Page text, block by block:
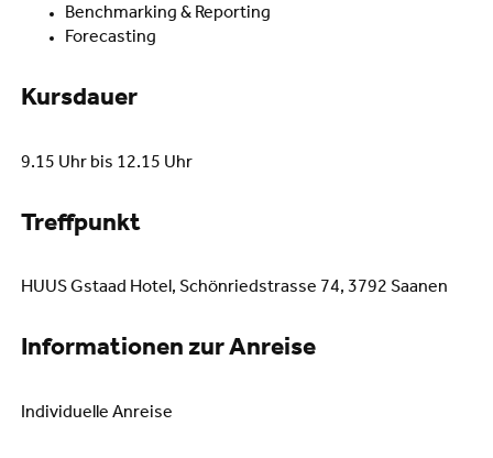
Benchmarking & Reporting
Forecasting
Kursdauer
9.15 Uhr bis 12.15 Uhr
Treffpunkt
HUUS Gstaad Hotel, Schönriedstrasse 74, 3792 Saanen
Informationen zur Anreise
Individuelle Anreise